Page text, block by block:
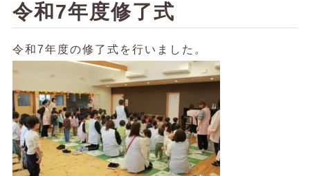
令和7年度修了式
令和7年度の修了式を行いました。